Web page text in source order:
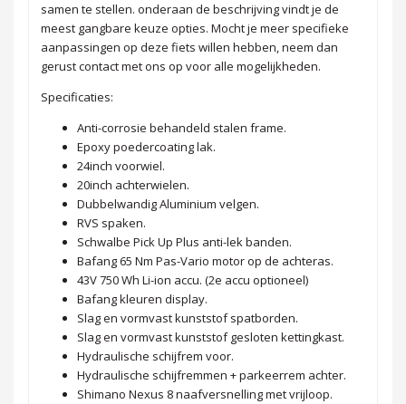
samen te stellen. onderaan de beschrijving vindt je de
meest gangbare keuze opties. Mocht je meer specifieke
aanpassingen op deze fiets willen hebben, neem dan
gerust contact met ons op voor alle mogelijkheden.
Specificaties:
Anti-corrosie behandeld stalen frame.
Epoxy poedercoating lak.
24inch voorwiel.
20inch achterwielen.
Dubbelwandig Aluminium velgen.
RVS spaken.
Schwalbe Pick Up Plus anti-lek banden.
Bafang 65 Nm Pas-Vario motor op de achteras.
43V 750 Wh Li-ion accu. (2e accu optioneel)
Bafang kleuren display.
Slag en vormvast kunststof spatborden.
Slag en vormvast kunststof gesloten kettingkast.
Hydraulische schijfrem voor.
Hydraulische schijfremmen + parkeerrem achter.
Shimano Nexus 8 naafversnelling met vrijloop.